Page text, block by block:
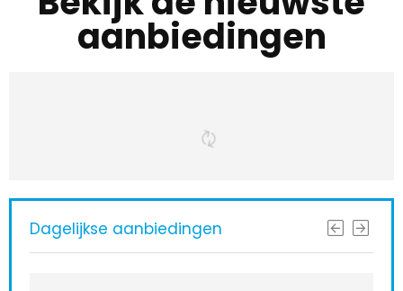
aanbiedingen
Dagelijkse aanbiedingen